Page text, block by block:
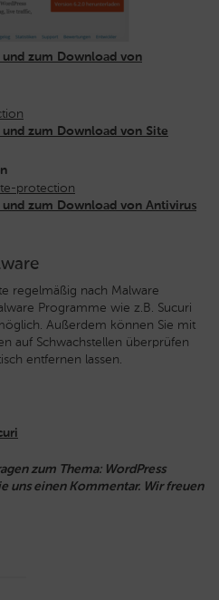
zum Download von
zum Download von Site
zum Download von Antivirus
regelmäßig nach Malware
Programme wie z.B. Sucuri
Außerdem können Sie mit
auf Schwachstellen überprüfen
entfernen lassen.
zum Thema: WordPress
uns einen Kommentar. Wir freuen